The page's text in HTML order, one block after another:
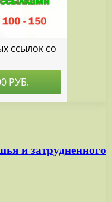
и затрудненного